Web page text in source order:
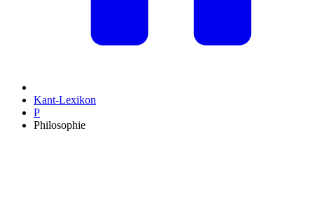
Kant-Lexikon
P
Philosophie